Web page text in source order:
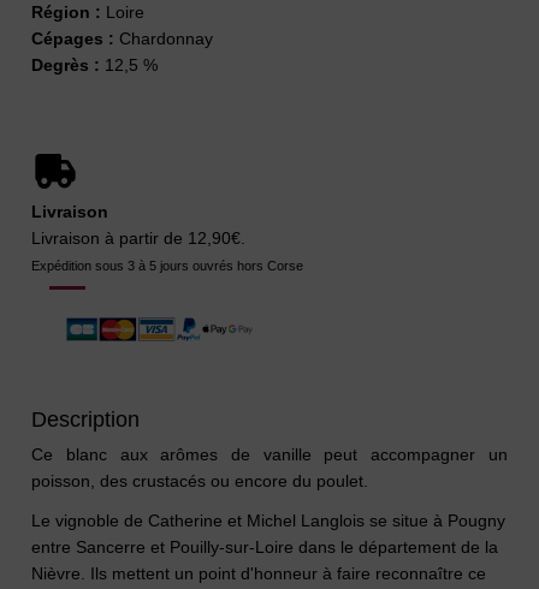
Région : Loire
Cépages : Chardonnay
Degrès : 12,5 %
Livraison
Livraison à partir de 12,90€.
Expédition sous 3 à 5 jours ouvrés hors Corse
Description
Ce blanc aux arômes de vanille peut accompagner un
poisson, des crustacés ou encore du poulet.
Le vignoble de Catherine et Michel Langlois se situe à Pougny
entre Sancerre et Pouilly-sur-Loire dans le département de la
Nièvre. Ils mettent un point d'honneur à faire reconnaître ce